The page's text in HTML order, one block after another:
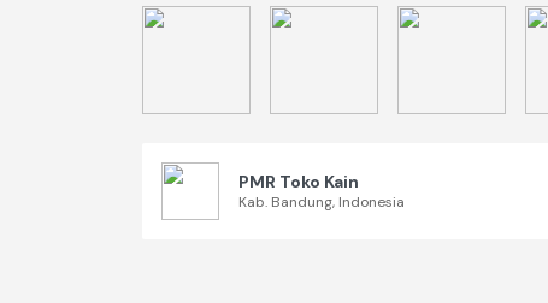
PMR Toko Kain
Kab. Bandung, Indonesia